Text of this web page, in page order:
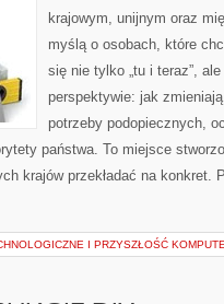
krajowym, unijnym oraz
myślą o osobach, które
się nie tylko „tu i teraz”,
perspektywie: jak
potrzeby podopiecznych,
państwa. To miejsce
krajów przekładać na konkret.
I PRZYSZŁOŚĆ